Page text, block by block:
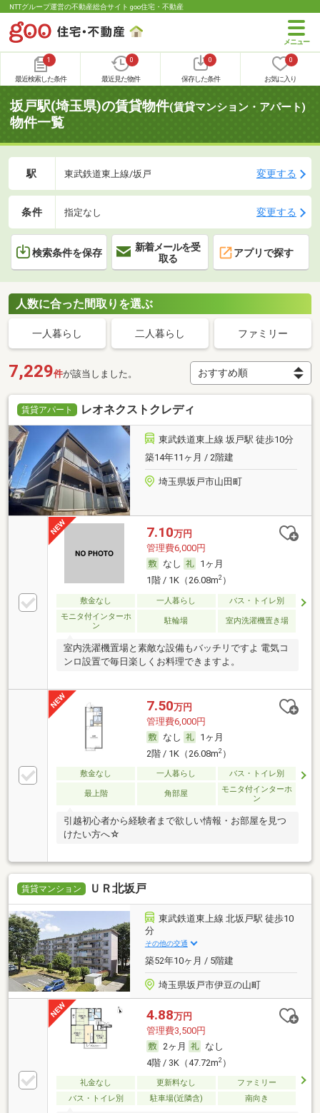
NTTグループ運営の不動産総合サイト goo住宅・不動産
1
最近検索した条件
0
最近見た物件
0
保存した条件
0
お気に入り
坂戸駅(埼玉県)の賃貸物件(賃貸マンション・アパート)
物件一覧
駅 東武鉄道東上線/坂戸 変更する
条件 指定なし 変更する
検索条件を保存
新着メールを受
取る
アプリで探す
人数に合った間取りを選ぶ
一人暮らし 二人暮らし ファミリー
7,229件が該当しました。
賃貸アパート レオネクストクレディ
東武鉄道東上線 坂戸駅 徒歩10分
築14年11ヶ月 / 2階建
埼玉県坂戸市山田町
7.10万円
管理費6,000円
なし
1ヶ月
1階 / 1K（26.08m2）
敷金なし 一人暮らし
バス・トイレ別
モニタ付インターホ
ン
駐輪場 室内洗濯機置き場
室内洗濯機置場と素敵な設備もバッチリですよ 電気コ
ンロ設置で毎日楽しくお料理できますよ。
7.50万円
管理費6,000円
なし
1ヶ月
2階 / 1K（26.08m2）
敷金なし 一人暮らし バス・トイレ別
最上階 角部屋
モニタ付インターホ
ン
引越初心者から経験者まで欲しい情報・お部屋を見つ
けたい方へ☆
賃貸マンション ＵＲ北坂戸
東武鉄道東上線 北坂戸駅 徒歩10
分
その他の交通
築52年10ヶ月 / 5階建
埼玉県坂戸市伊豆の山町
4.88万円
管理費3,500円
2ヶ月
なし
4階 / 3K（47.72m2）
礼金なし 更新料なし
ファミリー
バス・トイレ別
駐車場(近隣含) 南向き